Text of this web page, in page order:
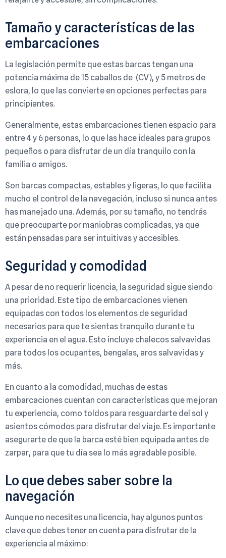
Tamaño y características de las
embarcaciones
La legislación permite que estas barcas tengan una
potencia máxima de 15 caballos de (CV), y 5 metros de
eslora, lo que las convierte en opciones perfectas para
principiantes.
Generalmente, estas embarcaciones tienen espacio para
entre 4 y 6 personas, lo que las hace ideales para grupos
pequeños o para disfrutar de un día tranquilo con la
familia o amigos.
Son barcas compactas, estables y ligeras, lo que facilita
mucho el control de la navegación, incluso si nunca antes
has manejado una. Además, por su tamaño, no tendrás
que preocuparte por maniobras complicadas, ya que
están pensadas para ser intuitivas y accesibles.
Seguridad y comodidad
A pesar de no requerir licencia, la seguridad sigue siendo
una prioridad. Este tipo de embarcaciones vienen
equipadas con todos los elementos de seguridad
necesarios para que te sientas tranquilo durante tu
experiencia en el agua. Esto incluye chalecos salvavidas
para todos los ocupantes, bengalas, aros salvavidas y
más.
En cuanto a la comodidad, muchas de estas
embarcaciones cuentan con características que mejoran
tu experiencia, como toldos para resguardarte del sol y
asientos cómodos para disfrutar del viaje. Es importante
asegurarte de que la barca esté bien equipada antes de
zarpar, para que tu día sea lo más agradable posible.
Lo que debes saber sobre la
navegación
Aunque no necesites una licencia, hay algunos puntos
clave que debes tener en cuenta para disfrutar de la
experiencia al máximo: